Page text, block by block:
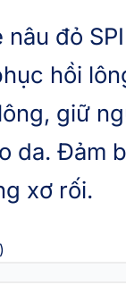
đỏ
hồi
giữ
da. Đảm
xơ rối.